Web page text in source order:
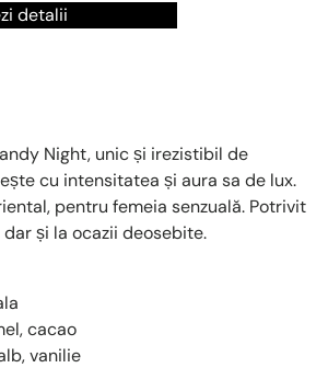
detalii
Night, unic și irezistibil de
cu intensitatea și aura sa de lux.
pentru femeia senzuală. Potrivit
și la ocazii deosebite.
cacao
vanilie